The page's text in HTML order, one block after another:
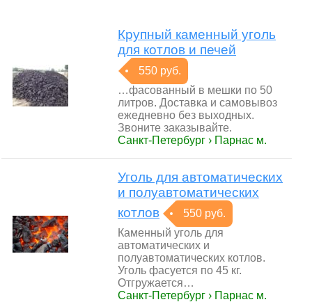
Крупный каменный уголь
для котлов и печей
550 руб.
…фасованный в мешки по 50
литров. Доставка и самовывоз
ежедневно без выходных.
Звоните заказывайте.
Санкт-Петербург › Парнас м.
Уголь для автоматических
и полуавтоматических
котлов
550 руб.
Каменный уголь для
автоматических и
полуавтоматических котлов.
Уголь фасуется по 45 кг.
Отгружается…
Санкт-Петербург › Парнас м.